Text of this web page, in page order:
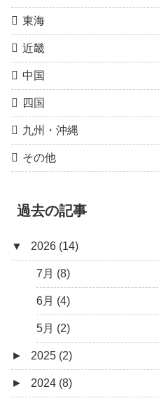
東海
近畿
中国
四国
九州・沖縄
その他
過去の記事
▼ 2026 (14)
7月 (8)
6月 (4)
5月 (2)
► 2025 (2)
12月 (1)
► 2024 (8)